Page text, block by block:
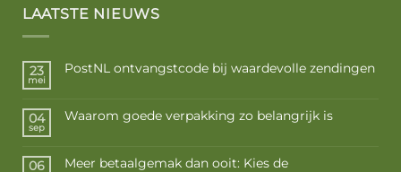
LAATSTE NIEUWS
23
mei
PostNL ontvangstcode bij waardevolle zendingen
04
sep
Waarom goede verpakking zo belangrijk is
06
Meer betaalgemak dan ooit: Kies de